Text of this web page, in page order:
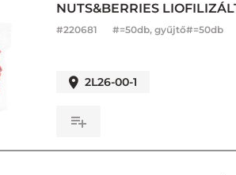
NUTS&BERRIES
#220681 #=50db, gyűjtő#=50db
2L26-00-1